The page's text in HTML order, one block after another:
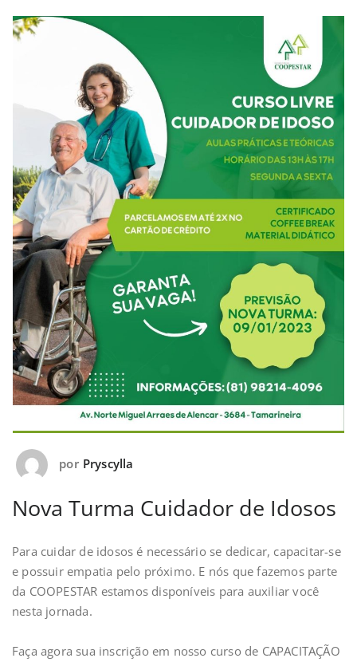
por Pryscylla
Nova Turma Cuidador de Idosos
Para cuidar de idosos é necessário se dedicar, capacitar-se
e possuir empatia pelo próximo. E nós que fazemos parte
da COOPESTAR estamos disponíveis para auxiliar você
nesta jornada.
Faça agora sua inscrição em nosso curso de CAPACITAÇÃO